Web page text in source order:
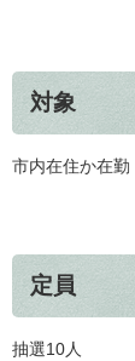
対象
市内在住か在
定員
抽選10人